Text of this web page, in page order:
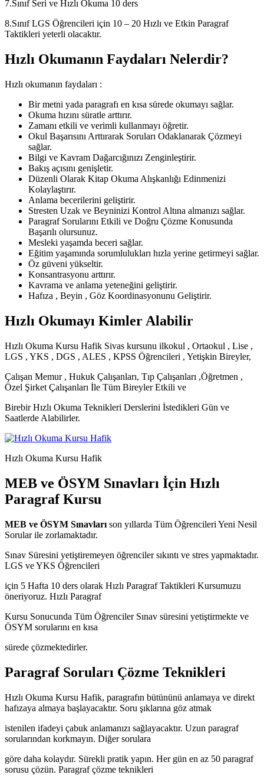
7.Sınıf Seri ve Hızlı Okuma 10 ders
8.Sınıf LGS Öğrencileri için 10 – 20 Hızlı ve Etkin Paragraf
Taktikleri yeterli olacaktır.
Hızlı Okumanın Faydaları Nelerdir?
Hızlı okumanın faydaları :
Bir metni yada paragrafı en kısa sürede okumayı sağlar.
Okuma hızını süratle arttırır.
Zamanı etkili ve verimli kullanmayı öğretir.
Okul Başarısını Arttırarak Soruları Odaklanarak Çözmeyi
sağlar.
Bilgi ve Kavram Dağarcığınızı Zenginleştirir.
Bakış açısını genişletir.
Düzenli Olarak Kitap Okuma Alışkanlığı Edinmenizi
Kolaylaştırır.
Anlama becerilerini geliştirir.
Stresten Uzak ve Beyninizi Kontrol Altına almanızı sağlar.
Paragraf Sorularını Etkili ve Doğru Çözme Konusunda
Başarılı olursunuz.
Mesleki yaşamda beceri sağlar.
Eğitim yaşamında sorumlulukları hızla yerine getirmeyi sağlar.
Öz güveni yükseltir.
Konsantrasyonu arttırır.
Kavrama ve anlama yeteneğini geliştirir.
Hafıza , Beyin , Göz Koordinasyonunu Geliştirir.
Hızlı Okumayı Kimler Alabilir
Hızlı Okuma Kursu Hafik Sivas kursunu ilkokul , Ortaokul , Lise ,
LGS , YKS , DGS , ALES , KPSS Öğrencileri , Yetişkin Bireyler,
Çalışan Memur , Hukuk Çalışanları, Tıp Çalışanları ,Öğretmen ,
Özel Şirket Çalışanları İle Tüm Bireyler Etkili ve
Birebir Hızlı Okuma Teknikleri Derslerini İstedikleri Gün ve
Saatlerde Alabilirler.
Hızlı Okuma Kursu Hafik
MEB ve ÖSYM Sınavları İçin Hızlı
Paragraf Kursu
MEB ve ÖSYM Sınavları son yıllarda Tüm Öğrencileri Yeni Nesil
Sorular ile zorlamaktadır.
Sınav Süresini yetiştiremeyen öğrenciler sıkıntı ve stres yapmaktadır.
LGS ve YKS Öğrencileri
için 5 Hafta 10 ders olarak Hızlı Paragraf Taktikleri Kursumuzu
öneriyoruz. Hızlı Paragraf
Kursu Sonucunda Tüm Öğrenciler Sınav süresini yetiştirmekte ve
ÖSYM sorularını en kısa
sürede çözmektedirler.
Paragraf Soruları Çözme Teknikleri
Hızlı Okuma Kursu Hafik, paragrafın bütününü anlamaya ve direkt
hafızaya almaya başlayacaktır. Soru şıklarına göz atmak
istenilen ifadeyi çabuk anlamanızı sağlayacaktır. Uzun paragraf
sorularından korkmayın. Diğer sorulara
göre daha kolaydır. Sürekli pratik yapın. Her gün en az 50 paragraf
sorusu çözün. Paragraf çözme teknikleri